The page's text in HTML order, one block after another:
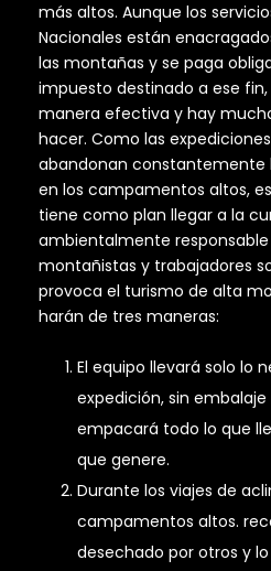
más altos. Aunque los
Nacionales están
las montañas y se paga
impuesto destinado a ese
manera efectiva y hay
hacer. Como las
abandonan constantemente
en los campamentos altos,
tiene como plan llegar a la
ambientalmente
montañistas y trabajadores
provoca el turismo de alta
harán de tres maneras:
El equipo llevará solo lo
expedición, sin
empacará todo lo que
que genere.
Durante los viajes de
campamentos altos.
desechado por otros y